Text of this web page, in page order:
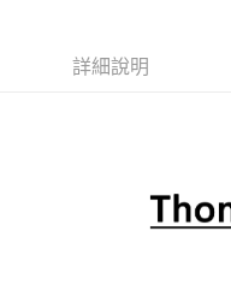
詳細說明